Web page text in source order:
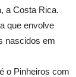
a Costa Rica.
que envolve
nascidos em
o Pinheiros com